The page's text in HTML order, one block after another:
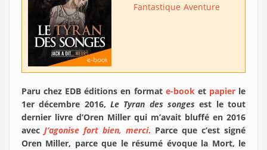
Fantastique Aventure
Paru chez EDB éditions en format e-booket papierle
1er décembre 2016, Le Tyran des songes est le tout
dernier livre d’Oren Miller qui m’avait bluffé en 2016
avec J’agonise fort bien, merci. Parce que c’est signé
Oren Miller, parce que le résumé évoque la Mort, le